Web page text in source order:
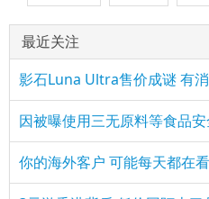
最近关注
影石Luna Ultra售价成谜 有
因被曝使用三无原料等食品
你的海外客户 可能每天都在